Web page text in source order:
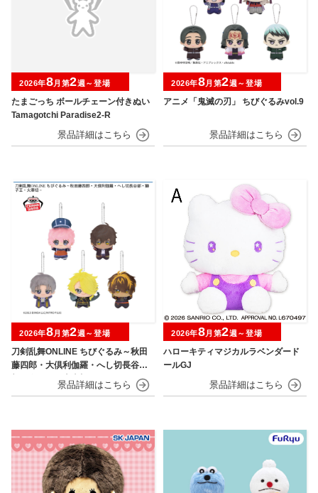
たまごっち ボールチェーン付きぬい
Tamagotchi Paradise2-R
2026年8月第2週～登場
アニメ「鬼滅の刃」 ちびぐるみvol.9
2026年8月第2週～登場
刀剣乱舞ONLINE ちびぐるみ～秋田
藤四郎・大倶利伽羅・へし切長谷
部・獅子王・火車切～
2026年8月第2週～登場
ハローキティマジカルラベンダード
ールGJ
2026年8月第2週～登場